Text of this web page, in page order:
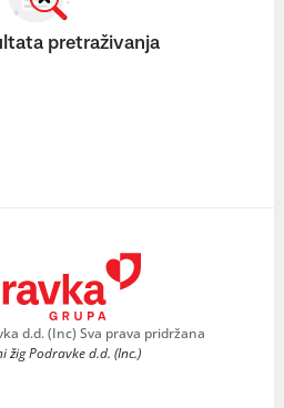
pretraživanja
d.d. (Inc) Sva prava pridržana
Podravke d.d. (Inc.)